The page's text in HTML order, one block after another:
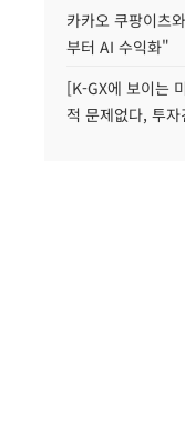
카카오 쿠팡이츠
부터 AI 수익화"
[K-GX에 보이는
적 문제없다, 투